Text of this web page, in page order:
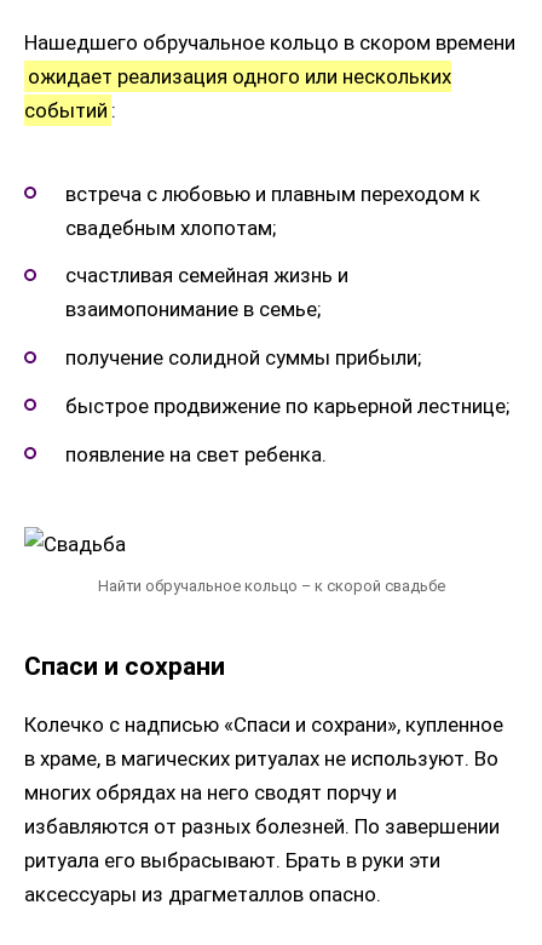
Нашедшего обручальное кольцо в скором времени
ожидает реализация одного или нескольких
событий :
встреча с любовью и плавным переходом к
свадебным хлопотам;
счастливая семейная жизнь и
взаимопонимание в семье;
получение солидной суммы прибыли;
быстрое продвижение по карьерной лестнице;
появление на свет ребенка.
Найти обручальное кольцо – к скорой свадьбе
Спаси и сохрани
Колечко с надписью «Спаси и сохрани», купленное
в храме, в магических ритуалах не используют. Во
многих обрядах на него сводят порчу и
избавляются от разных болезней. По завершении
ритуала его выбрасывают. Брать в руки эти
аксессуары из драгметаллов опасно.